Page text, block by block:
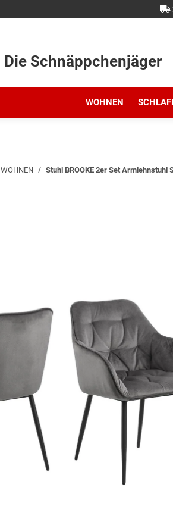
Die Schnäppchenjäger
WOHNEN
WOHNEN Stuhl BROOKE 2er Set Armlehnstuhl